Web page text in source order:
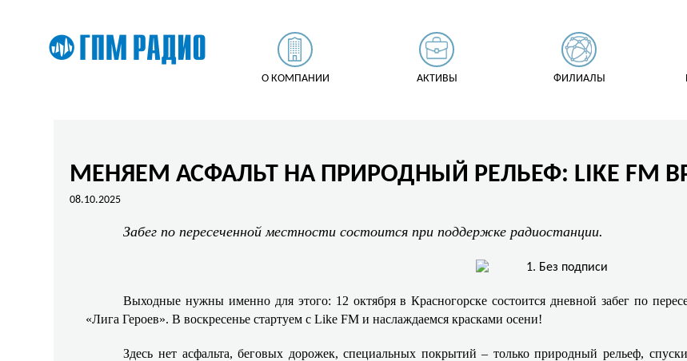
О КОМПАНИИ АКТИВЫ ФИЛИАЛЫ
МЕНЯЕМ АСФАЛЬТ НА ПРИРОДНЫЙ РЕЛЬЕФ: LIKE FM
08.10.2025
Забег по пересеченной местности состоится при поддержке радиостанции.
Выходные нужны именно для этого: 12 октября в Красногорске состоится дневной забег по
«Лига Героев». В воскресенье стартуем с Like FM и наслаждаемся красками осени!
Здесь нет асфальта, беговых дорожек, специальных покрытий – только природный рельеф,